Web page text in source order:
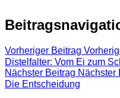
Vorheriger Beitrag
Distelfalter: Vom Ei zum
Nächster Beitrag Nächster
Die Entscheidung